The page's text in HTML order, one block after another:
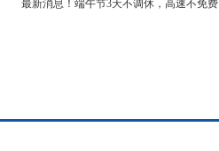
最新消息！端午节3天不调休，高速不免费